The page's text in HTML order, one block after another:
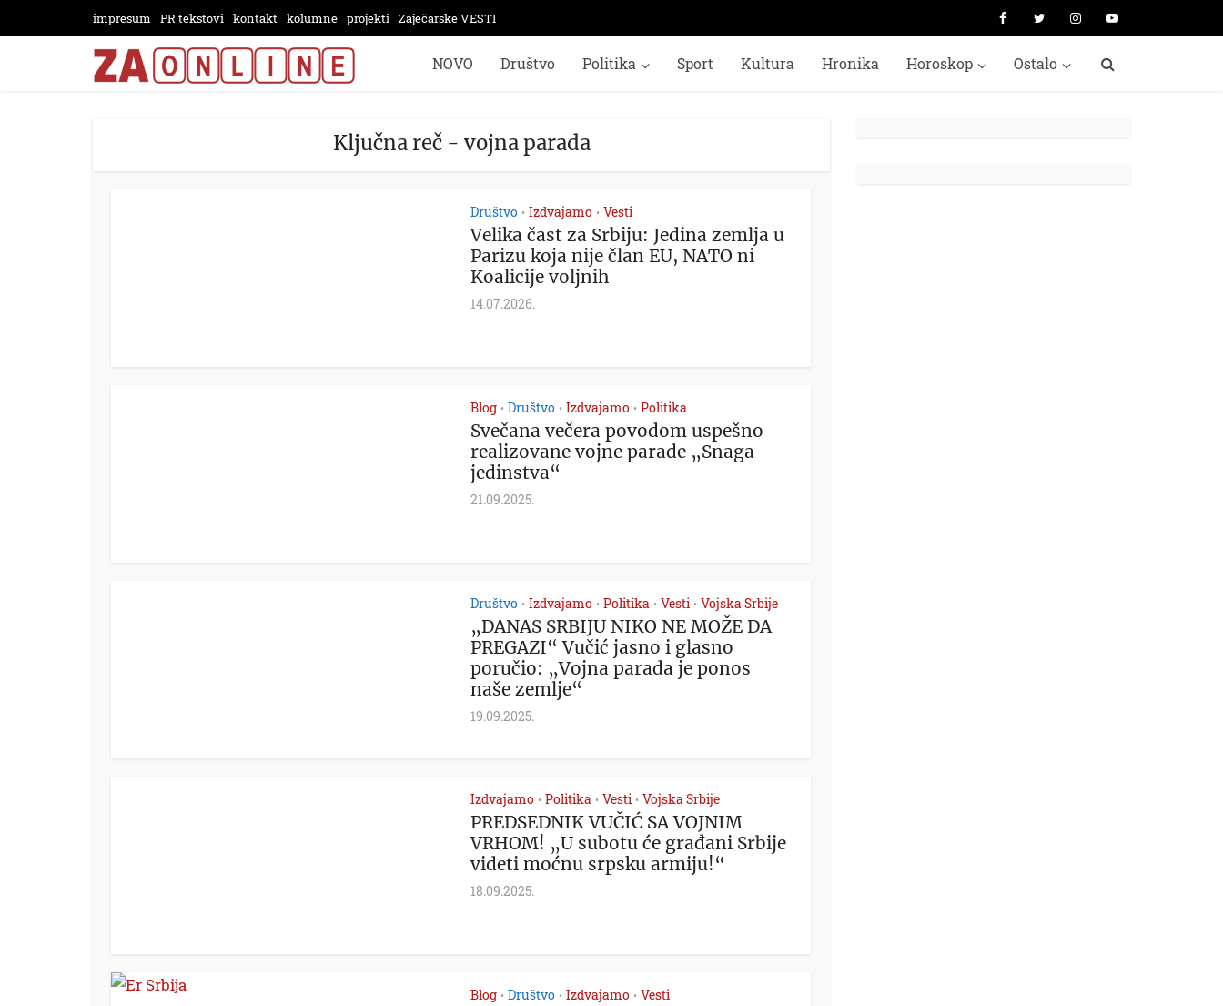
impresum PR tekstovi kontakt kolumne projekti Zaječarske VESTI
NOVO Društvo Politika Sport Kultura Hronika Horoskop Ostalo
Ključna reč - vojna parada
Društvo • Izdvajamo • Vesti
Velika čast za Srbiju: Jedina zemlja u
Parizu koja nije član EU, NATO ni
Koalicije voljnih
14.07.2026.
Blog • Društvo • Izdvajamo • Politika
Svečana večera povodom uspešno
realizovane vojne parade „Snaga
jedinstva“
21.09.2025.
Društvo • Izdvajamo • Politika • Vesti • Vojska Srbije
„DANAS SRBIJU NIKO NE MOŽE DA
PREGAZI“ Vučić jasno i glasno
poručio: „Vojna parada je ponos
naše zemlje“
19.09.2025.
Izdvajamo • Politika • Vesti • Vojska Srbije
PREDSEDNIK VUČIĆ SA VOJNIM
VRHOM! „U subotu će građani Srbije
videti moćnu srpsku armiju!“
18.09.2025.
Blog • Društvo • Izdvajamo • Vesti